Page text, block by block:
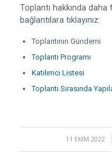
Toplantı hakkında
bağlantılara tıklayınız:
Toplantının Gündemi
Toplantı Programı
Katılımcı Listesi
Toplantı Sırasında
11 EKIM 2022
/